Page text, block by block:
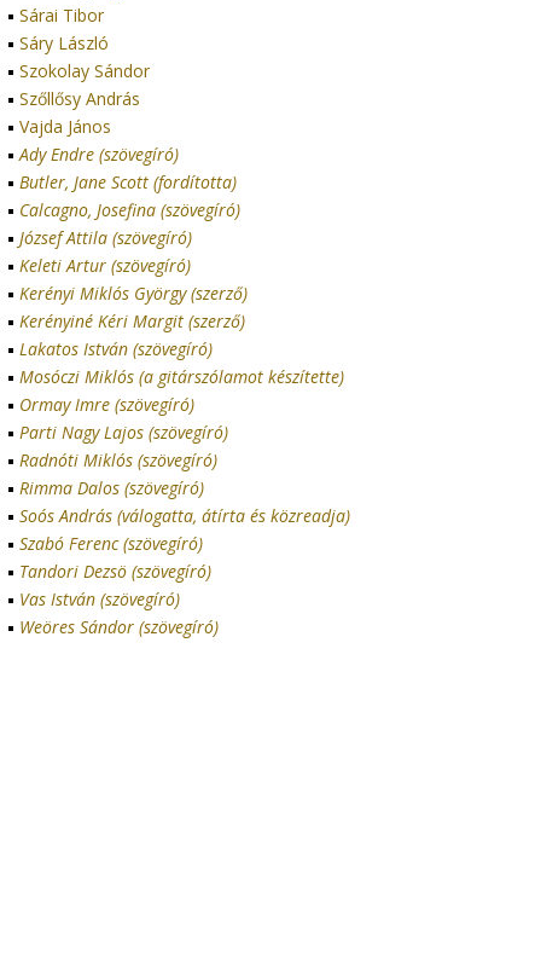
Sárai Tibor
Sáry László
Szokolay Sándor
Szőllősy András
Vajda János
Ady Endre (szövegíró)
Butler, Jane Scott (fordította)
Calcagno, Josefina (szövegíró)
József Attila (szövegíró)
Keleti Artur (szövegíró)
Kerényi Miklós György (szerző)
Kerényiné Kéri Margit (szerző)
Lakatos István (szövegíró)
Mosóczi Miklós (a gitárszólamot készítette)
Ormay Imre (szövegíró)
Parti Nagy Lajos (szövegíró)
Radnóti Miklós (szövegíró)
Rimma Dalos (szövegíró)
Soós András (válogatta, átírta és közreadja)
Szabó Ferenc (szövegíró)
Tandori Dezsö (szövegíró)
Vas István (szövegíró)
Weöres Sándor (szövegíró)